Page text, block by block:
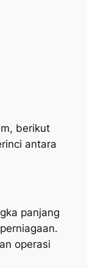
berikut
antara
panjang
operasi